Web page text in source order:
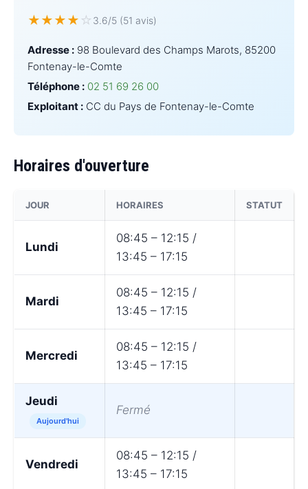
★★★★ ☆ 3.6/5 (51 avis)
Adresse : 98 Boulevard des Champs Marots, 85200
Fontenay-le-Comte
Téléphone : 02 51 69 26 00
Exploitant : CC du Pays de Fontenay-le-Comte
Horaires d'ouverture
JOUR HORAIRES STATUT
Lundi
08:45 – 12:15 /
13:45 – 17:15
Mardi
08:45 – 12:15 /
13:45 – 17:15
Mercredi
08:45 – 12:15 /
13:45 – 17:15
Jeudi
Aujourd'hui
Fermé
Vendredi
08:45 – 12:15 /
13:45 – 17:15